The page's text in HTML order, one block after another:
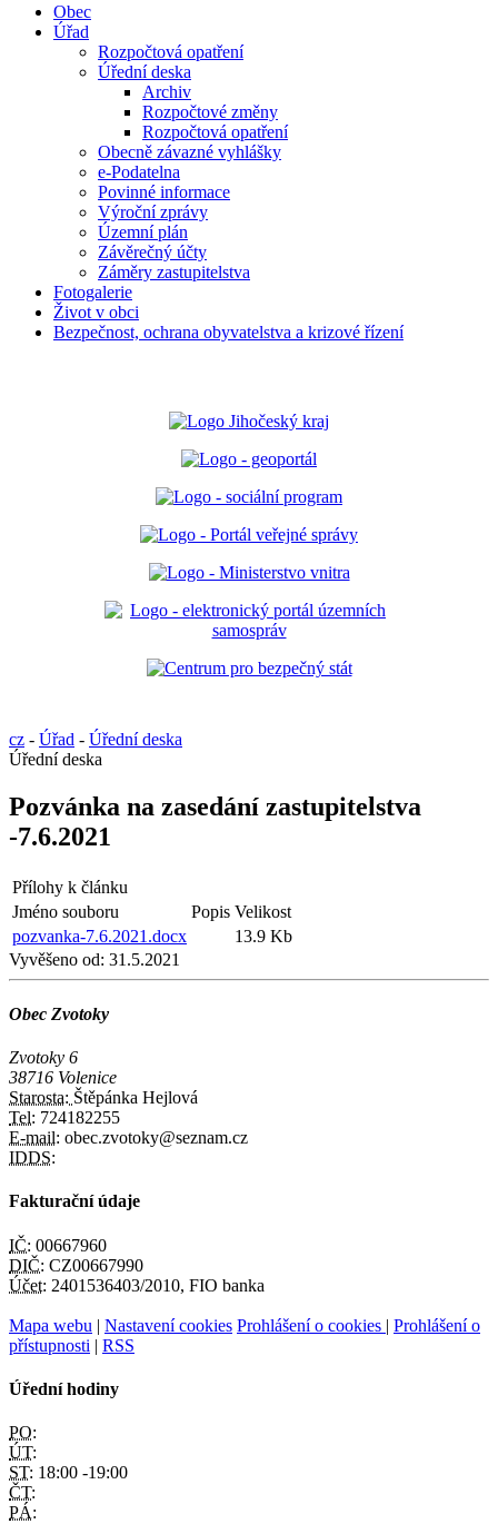
Obec
Úřad
Rozpočtová opatření
Úřední deska
Archiv
Rozpočtové změny
Rozpočtová opatření
Obecně závazné vyhlášky
e-Podatelna
Povinné informace
Výroční zprávy
Územní plán
Závěrečný účty
Záměry zastupitelstva
Fotogalerie
Život v obci
Bezpečnost, ochrana obyvatelstva a krizové řízení
cz - Úřad - Úřední deska
Úřední deska
Pozvánka na zasedání zastupitelstva
-7.6.2021
Přílohy k článku
Jméno souboru
Popis Velikost
pozvanka-7.6.2021.docx
13.9 Kb
Vyvěšeno od: 31.5.2021
Obec Zvotoky
Zvotoky 6
38716 Volenice
Starosta: Štěpánka Hejlová
Tel: 724182255
E-mail: obec.zvotoky@seznam.cz
IDDS:
Fakturační údaje
IČ: 00667960
DIČ: CZ00667990
Účet: 2401536403/2010, FIO banka
Mapa webu | Nastavení cookies Prohlášení o cookies | Prohlášení o
přístupnosti | RSS
Úřední hodiny
PO:
ÚT:
ST: 18:00 -19:00
ČT:
PÁ: